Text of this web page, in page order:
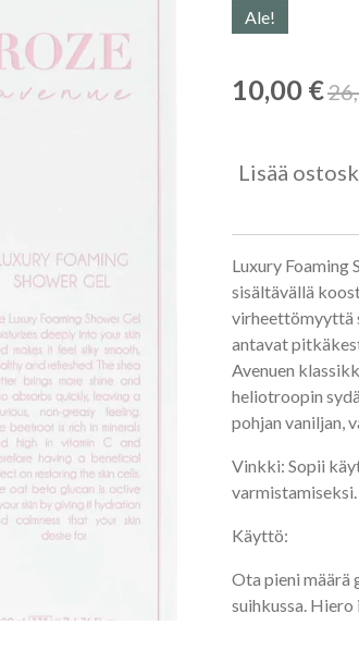
Ale!
10,00 €
Lisää
Luxury Foaming
sisältävällä
virheettömyyttä
antavat
Avenuen
heliotroopin
pohjan vaniljan,
Vinkki: Sopii
varmistamiseksi.
Käyttö:
Ota pieni määrä
suihkussa. Hiero